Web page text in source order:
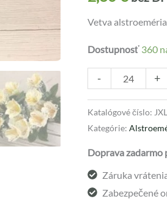
Vetva
Dostupnosť 360
- +
Katalógové číslo:
Kategórie:
Doprava zadarmo
Záruka
Zabezpečené